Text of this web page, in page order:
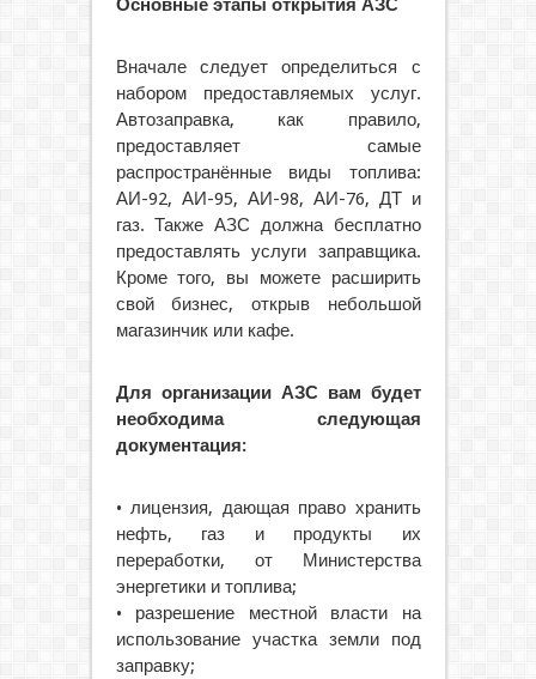
Основные этапы открытия АЗС
Вначале следует определиться с
набором предоставляемых услуг.
Автозаправка, как правило,
предоставляет самые
распространённые виды топлива:
АИ-92, АИ-95, АИ-98, АИ-76, ДТ и
газ. Также АЗС должна бесплатно
предоставлять услуги заправщика.
Кроме того, вы можете расширить
свой бизнес, открыв небольшой
магазинчик или кафе.
Для организации АЗС вам будет
необходима следующая
документация:
• лицензия, дающая право хранить
нефть, газ и продукты их
переработки, от Министерства
энергетики и топлива;
• разрешение местной власти на
использование участка земли под
заправку;